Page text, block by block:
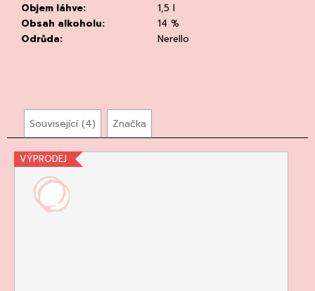
Objem láhve:
1,5 l
Obsah alkoholu:
14 %
Odrůda: Nerello
Související (4) Značka
VÝPRODEJ
502
Kč
Původně:
670